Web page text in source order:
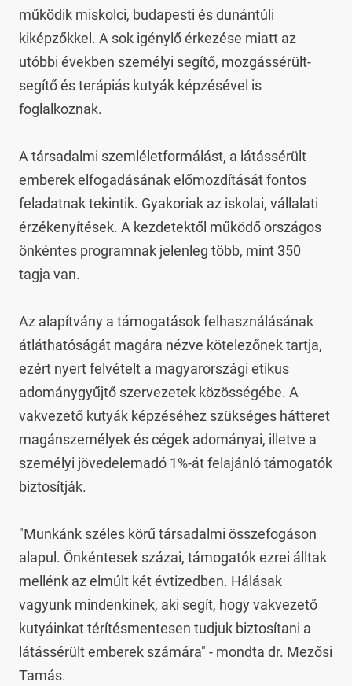
működik miskolci, budapesti és dunántúli
kiképzőkkel. A sok igénylő érkezése miatt az
utóbbi években személyi segítő, mozgássérült-
segítő és terápiás kutyák képzésével is
foglalkoznak.
A társadalmi szemléletformálást, a látássérült
emberek elfogadásának előmozdítását fontos
feladatnak tekintik. Gyakoriak az iskolai, vállalati
érzékenyítések. A kezdetektől működő országos
önkéntes programnak jelenleg több, mint 350
tagja van.
Az alapítvány a támogatások felhasználásának
átláthatóságát magára nézve kötelezőnek tartja,
ezért nyert felvételt a magyarországi etikus
adománygyűjtő szervezetek közösségébe. A
vakvezető kutyák képzéséhez szükséges hátteret
magánszemélyek és cégek adományai, illetve a
személyi jövedelemadó 1%-át felajánló támogatók
biztosítják.
"Munkánk széles körű társadalmi összefogáson
alapul. Önkéntesek százai, támogatók ezrei álltak
mellénk az elmúlt két évtizedben. Hálásak
vagyunk mindenkinek, aki segít, hogy vakvezető
kutyáinkat térítésmentesen tudjuk biztosítani a
látássérült emberek számára" - mondta dr. Mezősi
Tamás.